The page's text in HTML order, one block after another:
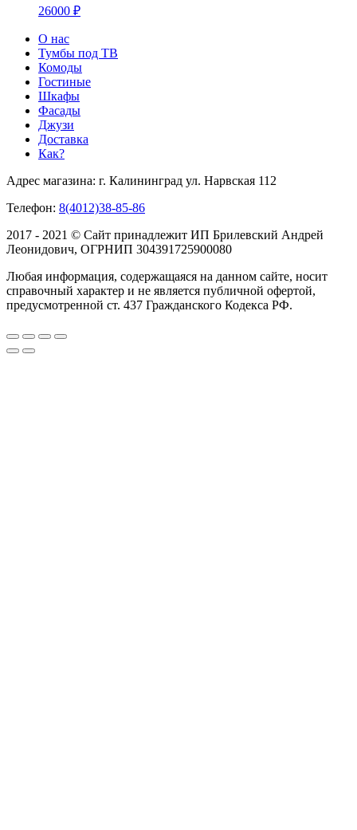
26000 ₽
О нас
Тумбы под ТВ
Комоды
Гостиные
Шкафы
Фасады
Джузи
Доставка
Как?
Адрес магазина: г. Калининград ул. Нарвская 112
Телефон: 8(4012)38-85-86
2017 - 2021 © Сайт принадлежит ИП Брилевский Андрей
Леонидович, ОГРНИП 304391725900080
Любая информация, содержащаяся на данном сайте, носит
справочный характер и не является публичной офертой,
предусмотренной ст. 437 Гражданского Кодекса РФ.